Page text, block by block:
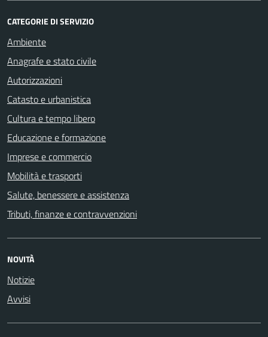
CATEGORIE DI SERVIZIO
Ambiente
Anagrafe e stato civile
Autorizzazioni
Catasto e urbanistica
Cultura e tempo libero
Educazione e formazione
Imprese e commercio
Mobilità e trasporti
Salute, benessere e assistenza
Tributi, finanze e contravvenzioni
NOVITÀ
Notizie
Avvisi